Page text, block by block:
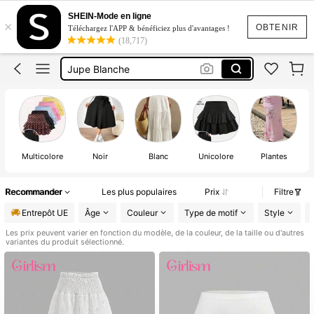
OBTENIR
×
SHEIN-Mode en ligne
Téléchargez l'APP & bénéficiez plus d'avantages !
(18,717)
Jupe
Jupe Short
Jupe Blanche
Jupe Longue été
Jupe
Multicolore Noir Blanc Unicolore Plantes
Recommander Les plus populaires Prix
Filtre
Entrepôt UE
Âge Couleur Type de motif Style
Les prix peuvent varier en fonction du modèle, de la couleur, de la taille ou d'autres
variantes du produit sélectionné.